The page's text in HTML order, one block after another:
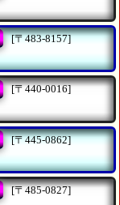
[〒483-8157]
[〒440-0016]
[〒445-0862]
[〒485-0827]